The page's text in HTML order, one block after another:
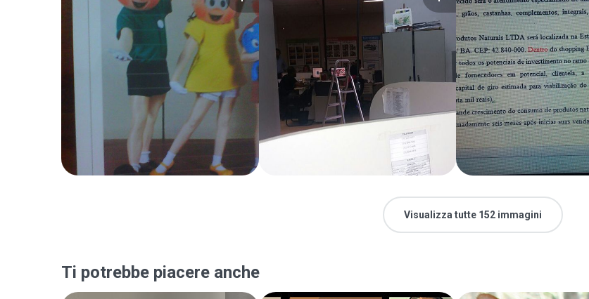
Visualizza tutte 152 immagini
Ti potrebbe piacere anche